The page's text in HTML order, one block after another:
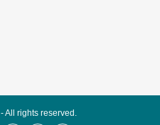
- All rights reserved.